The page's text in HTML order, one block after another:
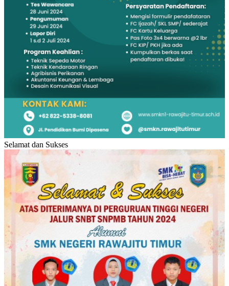
Selamat dan Sukses